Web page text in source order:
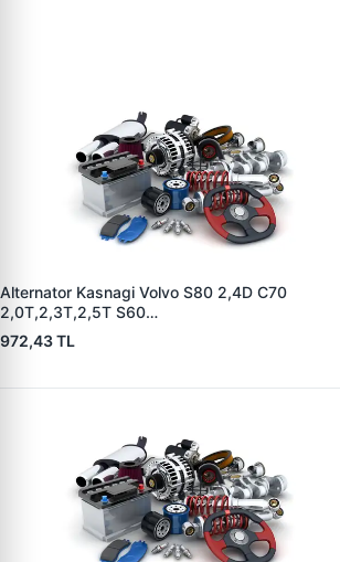
Alternator Kasnagi Volvo S80 2,4D C70
2,0T,2,3T,2,5T S60
2,0T,2,3T,2,3TS,2,4,2,4T,2,4D S70 2,0,2,3,2, |
ZEN 5426 | OEM BOSCH F 00M 991 061-
972,43 TL